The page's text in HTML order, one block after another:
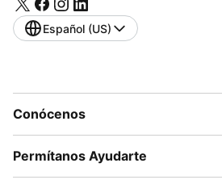
Español (US)
Conócenos
Permítanos Ayudarte